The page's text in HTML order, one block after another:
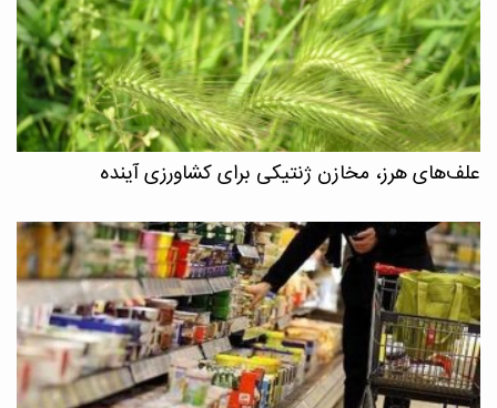
علف‌های هرز، مخازن ژنتیکی برای کشاورزی آینده